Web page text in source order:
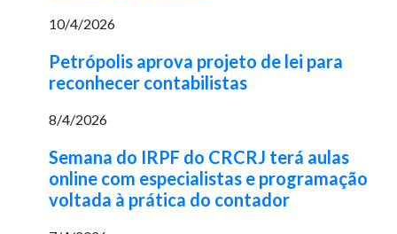
10/4/2026
Petrópolis aprova projeto de lei para
reconhecer contabilistas
8/4/2026
Semana do IRPF do CRCRJ terá aulas
online com especialistas e programação
voltada à prática do contador